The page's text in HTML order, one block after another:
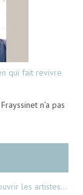
qui fait revivre
n’a pas
les artistes…